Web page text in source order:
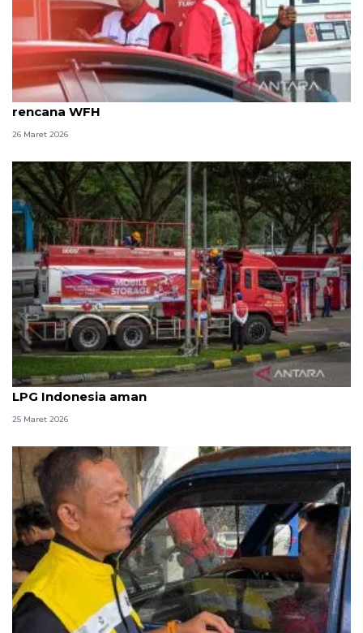
Pertamina Jatimbalinus siapkan mitigasi soal
rencana WFH
26 Maret 2026
Filipina darurat energi, KESDM: Pasokan BBM dan
LPG Indonesia aman
25 Maret 2026